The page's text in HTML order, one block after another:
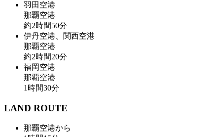
羽田空港
那覇空港
約2時間50分
伊丹空港、関西空港
那覇空港
約2時間20分
福岡空港
那覇空港
1 時間30分
LAND ROUTE
那覇空港から